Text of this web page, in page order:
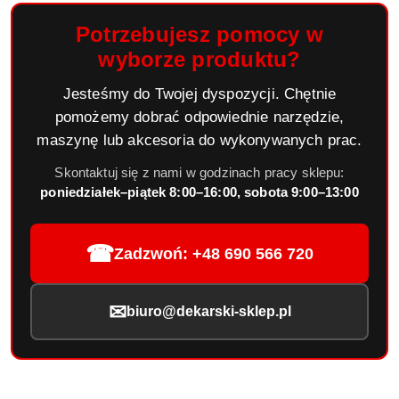
Potrzebujesz pomocy w
wyborze produktu?
Jesteśmy do Twojej dyspozycji. Chętnie
pomożemy dobrać odpowiednie narzędzie,
maszynę lub akcesoria do wykonywanych prac.
Skontaktuj się z nami w godzinach pracy sklepu:
poniedziałek–piątek 8:00–16:00, sobota 9:00–13:00
☎Zadzwoń: +48 690 566 720
✉ biuro@dekarski-sklep.pl